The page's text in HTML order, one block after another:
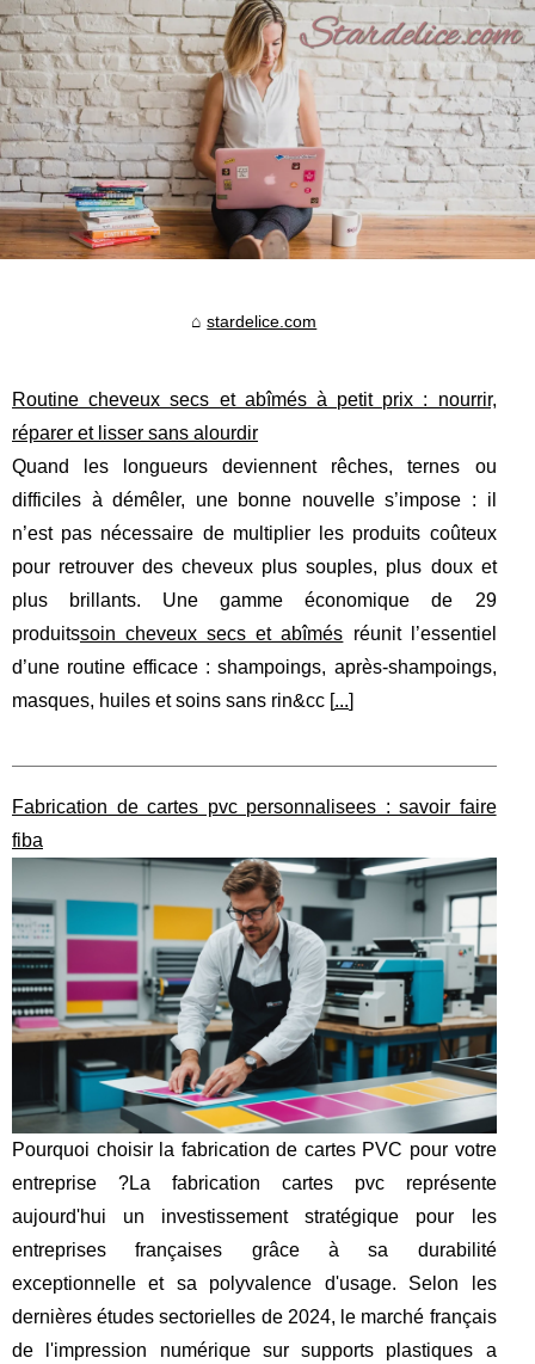
stardelice.com
Routine cheveux secs et abîmés à petit prix : nourrir,
réparer et lisser sans alourdir
Quand les longueurs deviennent rêches, ternes ou
difficiles à démêler, une bonne nouvelle s’impose : il
n’est pas nécessaire de multiplier les produits coûteux
pour retrouver des cheveux plus souples, plus doux et
plus brillants. Une gamme économique de 29
produitssoin cheveux secs et abîmés réunit l’essentiel
d’une routine efficace : shampoings, après-shampoings,
masques, huiles et soins sans rin&cc [...]
Fabrication de cartes pvc personnalisees : savoir faire
fiba
Pourquoi choisir la fabrication de cartes PVC pour votre
entreprise ?La fabrication cartes pvc représente
aujourd'hui un investissement stratégique pour les
entreprises françaises grâce à sa durabilité
exceptionnelle et sa polyvalence d'usage. Selon les
dernières études sectorielles de 2024, le marché français
de l'impression numérique sur supports plastiques a